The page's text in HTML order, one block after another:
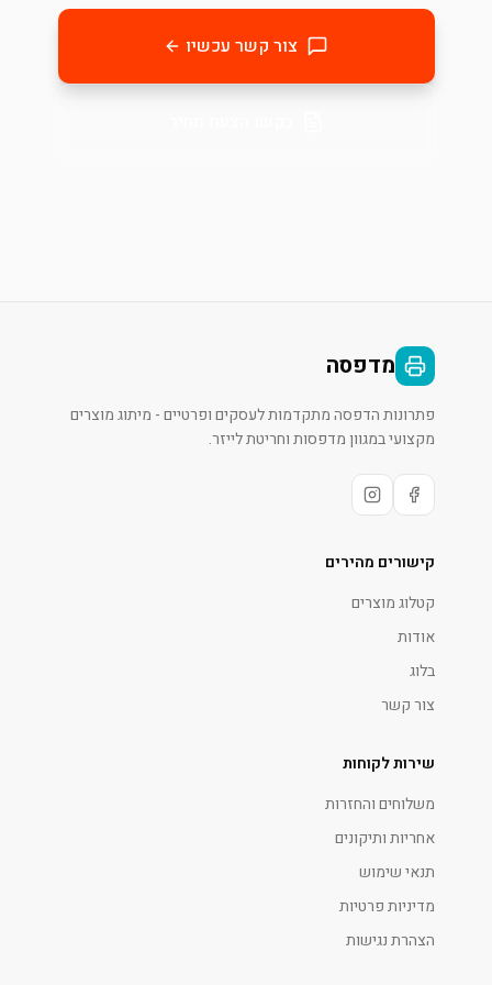
צור קשר עכשיו
מדפסה
פתרונות הדפסה מתקדמות לעסקים ופרטיים - מיתוג מוצרים
מקצועי במגוון מדפסות וחריטת לייזר.
קישורים מהירים
קטלוג מוצרים
אודות
בלוג
צור קשר
שירות לקוחות
משלוחים והחזרות
אחריות ותיקונים
תנאי שימוש
מדיניות פרטיות
הצהרת נגישות